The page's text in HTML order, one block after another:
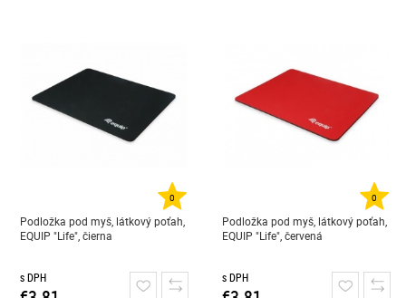
0
Podložka pod myš, látkový poťah,
EQUIP "Life", čierna
s DPH
0
Podložka pod myš, látkový poťah,
EQUIP "Life", červená
s DPH